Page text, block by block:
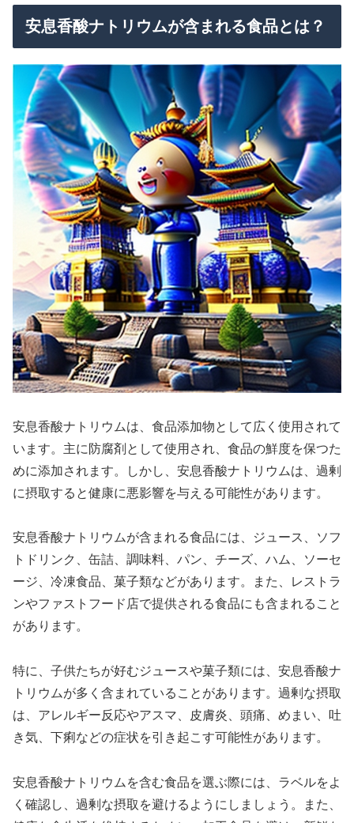
安息香酸ナトリウムが含まれる食品とは？
安息香酸ナトリウムは、食品添加物として広く使用されて
います。主に防腐剤として使用され、食品の鮮度を保つた
めに添加されます。しかし、安息香酸ナトリウムは、過剰
に摂取すると健康に悪影響を与える可能性があります。
安息香酸ナトリウムが含まれる食品には、ジュース、ソフ
トドリンク、缶詰、調味料、パン、チーズ、ハム、ソーセ
ージ、冷凍食品、菓子類などがあります。また、レストラ
ンやファストフード店で提供される食品にも含まれること
があります。
特に、子供たちが好むジュースや菓子類には、安息香酸ナ
トリウムが多く含まれていることがあります。過剰な摂取
は、アレルギー反応やアスマ、皮膚炎、頭痛、めまい、吐
き気、下痢などの症状を引き起こす可能性があります。
安息香酸ナトリウムを含む食品を選ぶ際には、ラベルをよ
く確認し、過剰な摂取を避けるようにしましょう。また、